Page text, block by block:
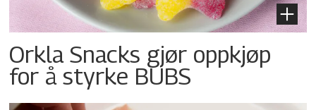
Orkla Snacks gjør oppkjøp
for å styrke BUBS